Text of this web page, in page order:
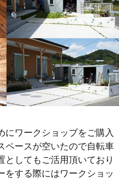
にワークショップをご購入
ペースが空いたので自転車
してもご活用頂いており
をする際にはワークショッ